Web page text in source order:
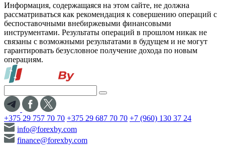
Информация, содержащаяся на этом сайте, не должна
рассматриваться как рекомендация к совершению операций с
беспоставочными внебиржевыми финансовыми
инструментами. Результаты операций в прошлом никак не
связаны с возможными результатами в будущем и не могут
гарантировать безусловное получение дохода по новым
операциям.
+375 29 757 70 70 +375 29 687 70 70 +7 (960) 130 37 24
info@forexby.com
finance@forexby.com